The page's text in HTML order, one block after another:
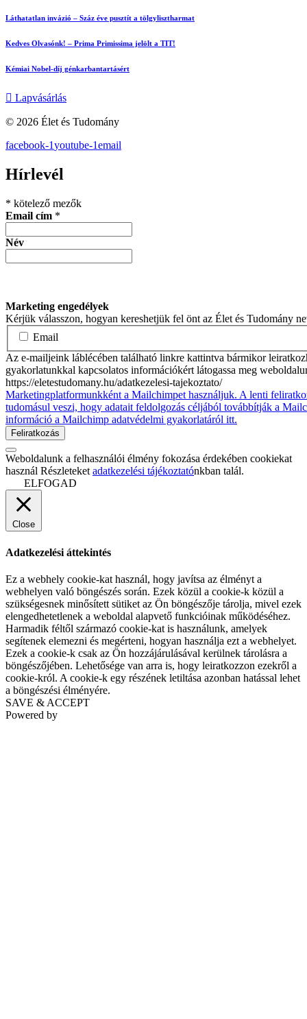
Láthatatlan invázió – Száz éve pusztít a tölgylisztharmat
Kedves Olvasónk! – Prima Primissima jelölt a TIT!
Kémiai Nobel-díj génkarbantartásért
Lapvásárlás
© 2026 Élet és Tudomány
facebook-1youtube-1email
Hírlevél
* kötelező mezők
Email cím *
Név
Marketing engedélyek
Kérjük válasszon, hogyan kereshetjük fel önt az Élet és Tudomány
Email
Az e-mailjeink láblécében található linkre kattintva bármikor
gyakorlatunkkal kapcsolatos információkért látogassa meg
https://eletestudomany.hu/adatkezelesi-tajekoztato/
Marketingplatformunkként a Mailchimpet használjuk. A lenti
tudomásul veszi, hogy adatait feldolgozás céljából továbbítják a
információ a Mailchimp adatvédelmi gyakorlatáról itt.
Weboldalunk a felhasználói élmény fokozása érdekében cookiekat
használ Részleteketadatkezelési tájékoztatónkban talál.
ELFOGAD
Close
Adatkezelési áttekintés
Ez a webhely cookie-kat használ, hogy javítsa az élményt a
webhelyen való böngészés során. Ezek közül a cookie-k közül a
szükségesnek minősített sütiket az Ön böngészője tárolja, mivel ezek
elengedhetetlenek a weboldal alapvető funkcióinak működéséhez.
Harmadik féltől származó cookie-kat is használunk, amelyek
segítenek elemezni és megérteni, hogyan használja ezt a webhelyet.
Ezek a cookie-k csak az Ön hozzájárulásával kerülnek tárolásra a
böngészőjében. Lehetősége van arra is, hogy leiratkozzon ezekről a
cookie-król. A cookie-k egy részének letiltása azonban hatással lehet
a böngészési élményére.
SAVE & ACCEPT
Powered by